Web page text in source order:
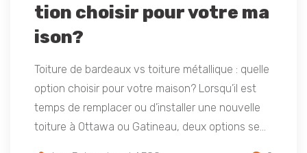
tion choisir pour votre ma
ison?
Toiture de bardeaux vs toiture métallique : quelle
option choisir pour votre maison? Lorsqu’il est
temps de remplacer ou d’installer une nouvelle
toiture à Ottawa ou Gatineau, deux options se…